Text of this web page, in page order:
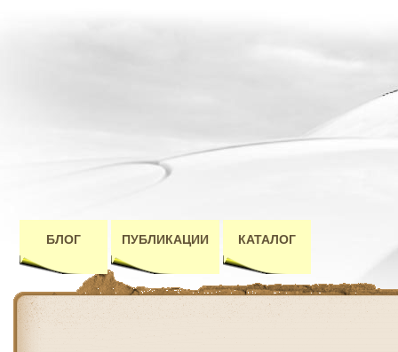
БЛОГ ПУБЛИКАЦИИ КАТАЛОГ